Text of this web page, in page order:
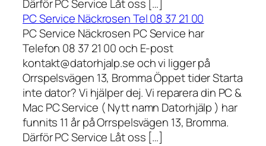
Därför PC Service Låt oss […]
PC Service Näckrosen Tel 08 37 21 00
PC Service Näckrosen PC Service har
Telefon 08 37 21 00 och E-post
kontakt@datorhjalp.se och vi ligger på
Orrspelsvägen 13, Bromma Öppet tider Starta
inte dator? Vi hjälper dej. Vi reparera din PC &
Mac PC Service ( Nytt namn Datorhjälp ) har
funnits 11 år på Orrspelsvägen 13, Bromma.
Därför PC Service Låt oss […]